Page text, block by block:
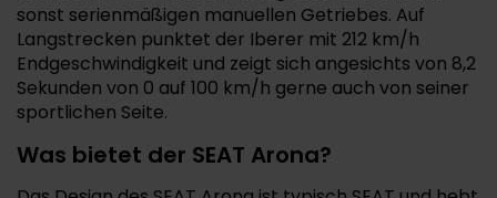
sonst serienmäßigen manuellen Getriebes. Auf
Langstrecken punktet der Iberer mit 212 km/h
Endgeschwindigkeit und zeigt sich angesichts von 8,2
Sekunden von 0 auf 100 km/h gerne auch von seiner
sportlichen Seite.
Was bietet der SEAT Arona?